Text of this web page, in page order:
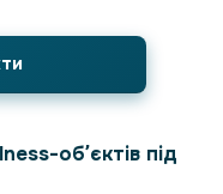
обʼєктів під